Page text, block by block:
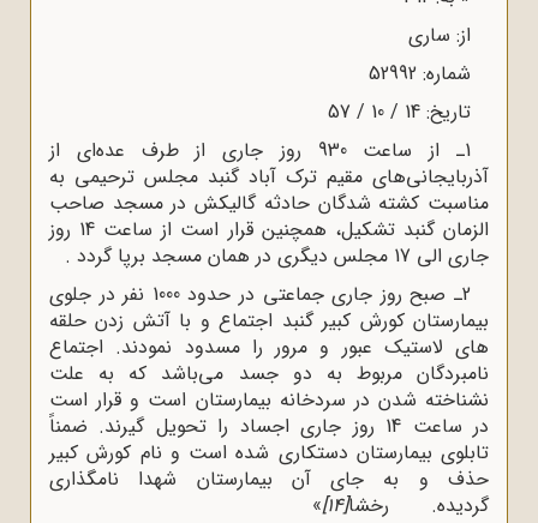
از: ساری
شماره: 52992
تاریخ: 14 / 10 / 57
1ـ از ساعت 930 روز جاری از طرف عده‌ای از
آذربایجانی‌های مقیم ترک آباد گنبد مجلس ترحیمی ‌به
مناسبت کشته شدگان حادثه گالیکش در مسجد صاحب
الزمان گنبد تشکیل، همچنین قرار است از ساعت 14 روز
جاری الی 17 مجلس دیگری در همان مسجد برپا گردد .
2ـ صبح روز جاری جماعتی در حدود 1000 نفر در جلوی
بیمارستان کورش کبیر گنبد اجتماع و با آتش زدن حلقه
های لاستیک عبور و مرور را مسدود نمودند. اجتماع
نامبردگان مربوط به دو جسد می‌باشد که به علت
نشناخته شدن در سردخانه بیمارستان است و قرار است
در ساعت 14 روز جاری اجساد را تحویل گیرند. ضمناً
تابلوی بیمارستان دستکاری شده است و نام کورش کبیر
حذف و به جای آن بیمارستان شهدا نامگذاری
گردیده. رخشا[14]
»